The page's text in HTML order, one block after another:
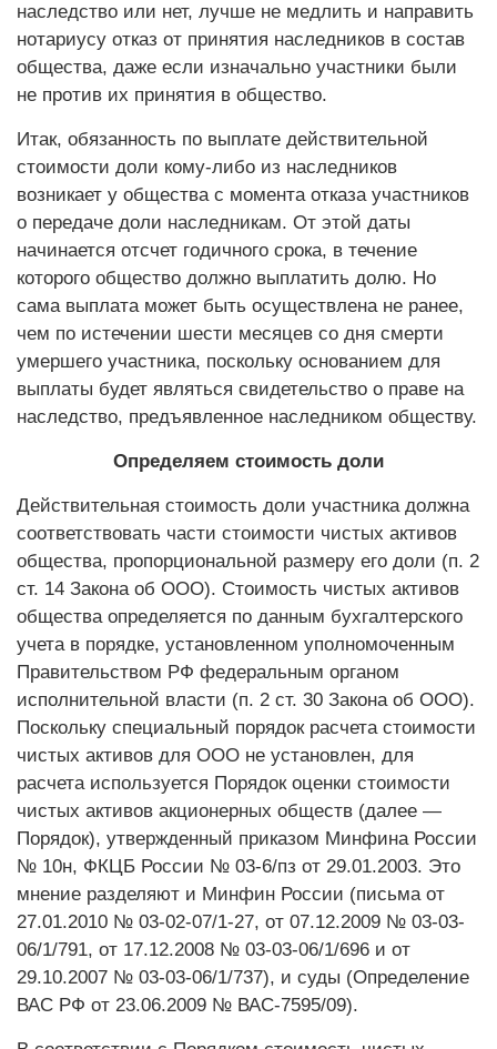
наследство или нет, лучше не медлить и направить
нотариусу отказ от принятия наследников в состав
общества, даже если изначально участники были
не против их принятия в общество.
Итак, обязанность по выплате действительной
стоимости доли кому-либо из наследников
возникает у общества с момента отказа участников
о передаче доли наследникам. От этой даты
начинается отсчет годичного срока, в течение
которого общество должно выплатить долю. Но
сама выплата может быть осуществлена не ранее,
чем по истечении шести месяцев со дня смерти
умершего участника, поскольку основанием для
выплаты будет являться свидетельство о праве на
наследство, предъявленное наследником обществу.
Определяем стоимость доли
Действительная стоимость доли участника должна
соответствовать части стоимости чистых активов
общества, пропорциональной размеру его доли (п. 2
ст. 14 Закона об ООО). Стоимость чистых активов
общества определяется по данным бухгалтерского
учета в порядке, установленном уполномоченным
Правительством РФ федеральным органом
исполнительной власти (п. 2 ст. 30 Закона об ООО).
Поскольку специальный порядок расчета стоимости
чистых активов для ООО не установлен, для
расчета используется Порядок оценки стоимости
чистых активов акционерных обществ (далее —
Порядок), утвержденный приказом Минфина России
№ 10н, ФКЦБ России № 03-6/пз от 29.01.2003. Это
мнение разделяют и Минфин России (письма от
27.01.2010 № 03-02-07/1-27, от 07.12.2009 № 03-03-
06/1/791, от 17.12.2008 № 03-03-06/1/696 и от
29.10.2007 № 03-03-06/1/737), и суды (Определение
ВАС РФ от 23.06.2009 № ВАС-7595/09).